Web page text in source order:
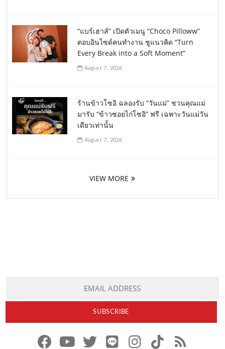
“แบร์เฮาส์” เปิดตัวเมนู “Choco Pilloww”
ตอบอินไซด์คนทำงาน ชูแนวคิด “Turn
Every Break into a Soft Moment”
August 7, 2026
ร้านข้าวโซอิ ฉลองรับ “วันแม่” ชวนคุณแม่
มารับ “ข้าวซอยไก่โซอิ” ฟรี เฉพาะวันแม่วัน
เดียวเท่านั้น
August 7, 2026
VIEW MORE
x
r